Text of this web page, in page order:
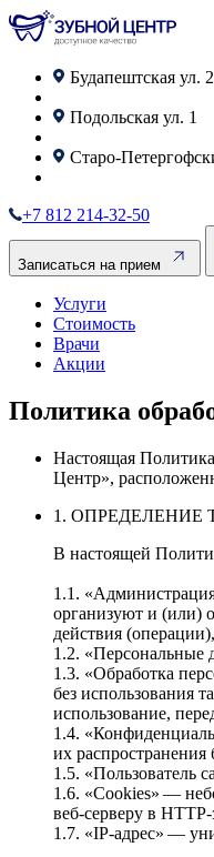
Будапештская ул. 2
Подольская ул. 1
+7 812 214-32-50
Записаться на прием
Услуги
Стоимость
Врачи
Акции
Политика
Настоящая
Центр»,
1. ОПРЕДЕЛЕНИЕ
В настоящей
1.1.
организуют и (или)
действия
1.2. «Персональные
1.3. «Обработка
без использования
использование,
1.4.
их распространения
1.5. «Пользователь
1.6. «Cookies» —
веб‑серверу в
1.7. «IP‑адрес» —